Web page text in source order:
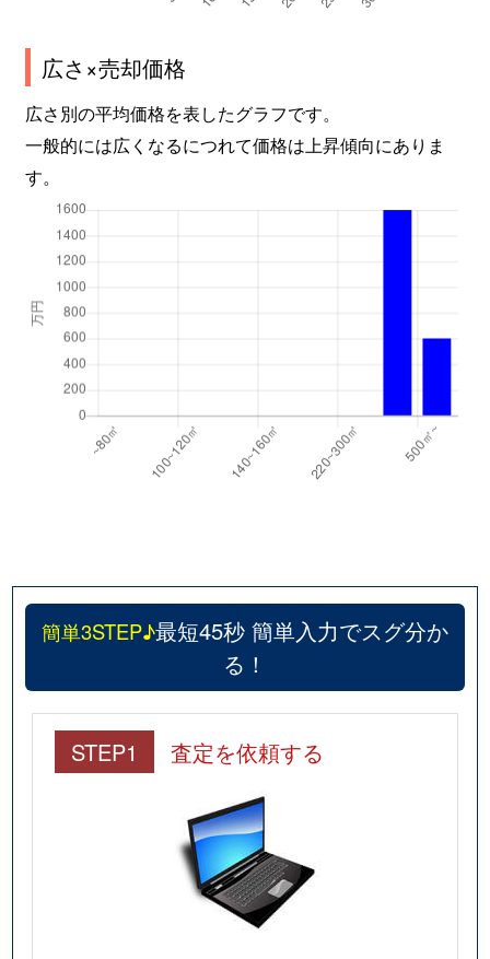
広さ×売却価格
広さ別の平均価格を表したグラフです。
一般的には広くなるにつれて価格は上昇傾向にありま
す。
簡単3STEP♪最短45秒 簡単入力でスグ分か
る！
STEP1 査定を依頼する